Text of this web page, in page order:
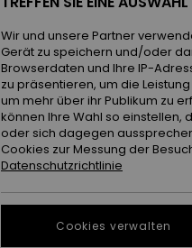
Wir und unsere Partner
Gerät zu speichern und/oder
Browserdaten und Ihre IP-
zu präsentieren, um die
um mehr über ihr Publikum zu
können Ihre Wahl so einstellen,
oder sich dagegen
Cookies zur Messung der
Datenschutzrichtlinie
Cookies verwalten